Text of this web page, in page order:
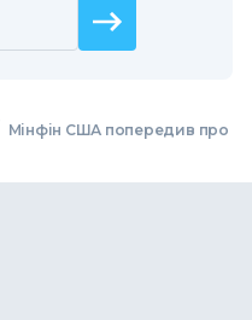
Мінфін США попередив про